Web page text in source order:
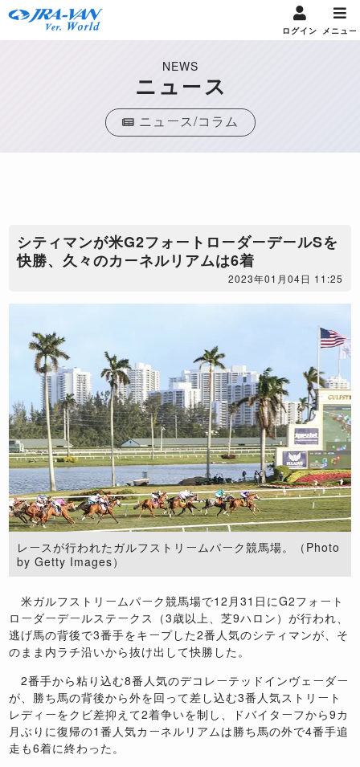
ログイン メニュー
NEWS
ニュース
ニュース/コラム
シティマンが米G2フォートローダーデールSを
快勝、久々のカーネルリアムは6着
2023年01月04日 11:25
レースが行われたガルフストリームパーク競馬場。（Photo
by Getty Images）
米ガルフストリームパーク競馬場で12 月31 日にG2フォート
ローダーデールステークス（3歳以上、芝9ハロン）が行われ、
逃げ馬の背後で3番手をキープした2番人気のシティマンが、そ
のまま内ラチ沿いから抜け出して快勝した。
2番手から粘り込む8番人気のデコレーテッドインヴェーダー
が、勝ち馬の背後から外を回って差し込む3番人気ストリート
レディーをクビ差抑えて2着争いを制し、ドバイターフから9カ
月ぶりに復帰の1番人気カーネルリアムは勝ち馬の外で4番手追
走も6着に終わった。